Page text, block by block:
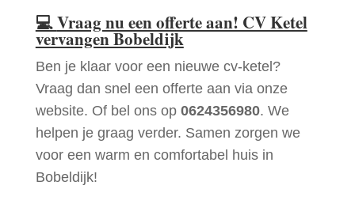
💻Vraag nu een offerte aan! CV Ketel
vervangen Bobeldijk
Ben je klaar voor een nieuwe cv-ketel?
Vraag dan snel een offerte aan via onze
website. Of bel ons op 0624356980. We
helpen je graag verder. Samen zorgen we
voor een warm en comfortabel huis in
Bobeldijk!